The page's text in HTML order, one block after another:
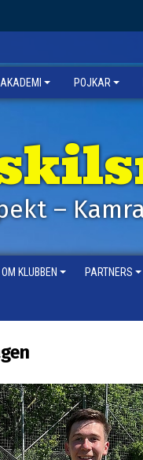
AKADEMI POJKAR
–
OM KLUBBEN PARTNERS